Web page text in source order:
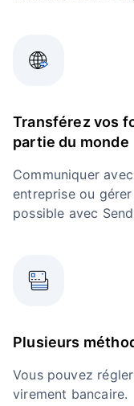
Transférez vos
partie du monde
Communiquer
entreprise ou
possible avec
Plusieurs
Vous pouvez
virement bancaire.